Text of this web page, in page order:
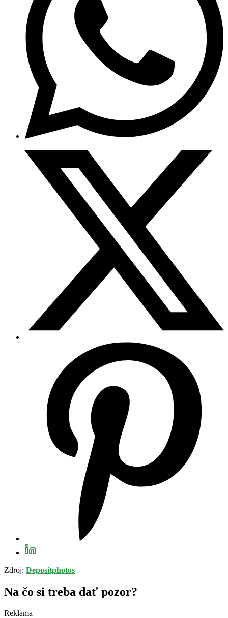
Zdroj: Depositphotos
Na čo si treba dať pozor?
Reklama